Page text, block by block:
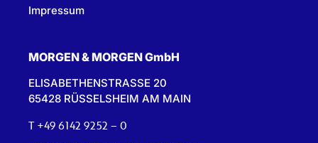
Impressum
MORGEN & MORGEN GmbH
ELISABETHENSTRASSE 20
65428 RÜSSELSHEIM AM MAIN
T +49 6142 9252 – 0